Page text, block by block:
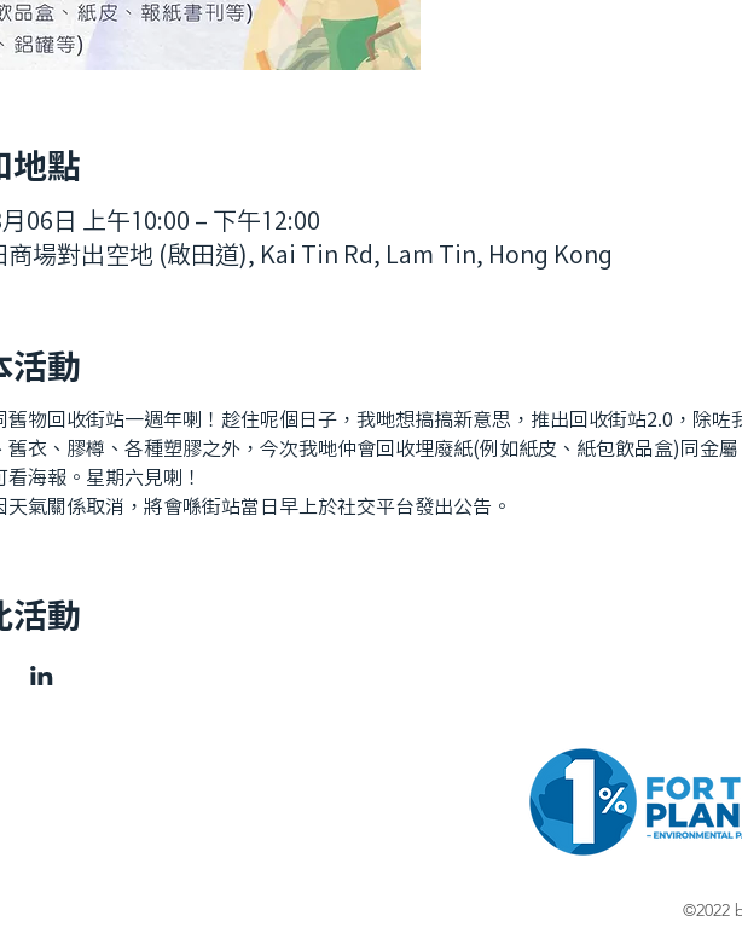
地點
06日 上午10:00 – 下午12:00
商場對出空地 (啟田道), Kai Tin Rd, Lam Tin, Hong Kong
活動
舊物回收街站一週年喇！趁住呢個日子，我哋想搞搞新意思，推出回收街站2.0，除咗
舊衣、膠樽、各種塑膠之外，今次我哋仲會回收埋廢紙(例如紙皮、紙包飲品盒)同金屬
海報。星期六見喇！
氣關係取消，將會喺街站當日早上於社交平台發出公告。
活動
©2022